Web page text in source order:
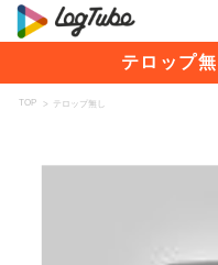
テロップ
TOP > テロップ無し